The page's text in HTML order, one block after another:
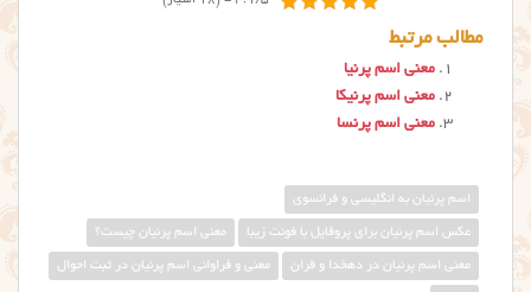
مطالب مرتبط
معنی اسم پرنیا
معنی اسم پرنیکا
معنی اسم پرنسا
اسم پرنیان به انگلیسی و فرانسوی
عکس اسم پرنیان برای پروفایل با فونت زیبا معني اسم پرنيان چيست؟
معنی اسم پرنیان در دهخدا و قران معنی و فراوانی اسم پرنیان در ثبت احوال